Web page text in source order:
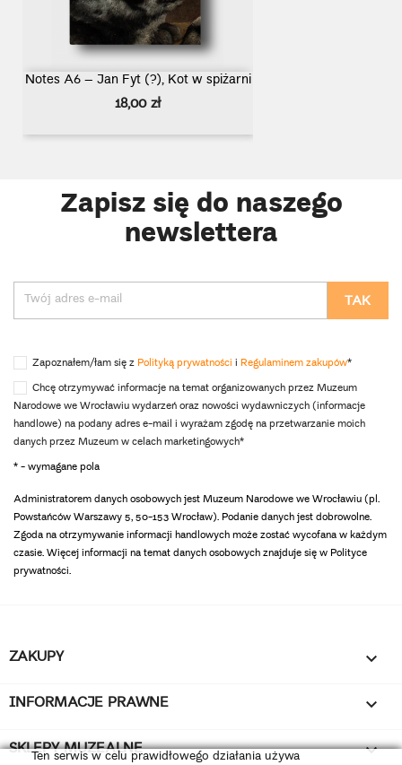
Notes A6 – Jan Fyt (?), Kot w spiżarni
Cena
18,00 zł
Zapisz się do naszego
newslettera
Zapoznałem/łam się z Polityką prywatności i Regulaminem zakupów*
Chcę otrzymywać informacje na temat organizowanych przez Muzeum
Narodowe we Wrocławiu wydarzeń oraz nowości wydawniczych (informacje
handlowe) na podany adres e-mail i wyrażam zgodę na przetwarzanie moich
danych przez Muzeum w celach marketingowych*
* - wymagane pola
Administratorem danych osobowych jest Muzeum Narodowe we Wrocławiu (pl.
Powstańców Warszawy 5, 50-153 Wrocław). Podanie danych jest dobrowolne.
Zgoda na otrzymywanie informacji handlowych może zostać wycofana w każdym
czasie. Więcej informacji na temat danych osobowych znajduje się w Polityce
prywatności.
ZAKUPY 
INFORMACJE PRAWNE 
SKLEPY MUZEALNE 
Ten serwis w celu prawidłowego działania używa